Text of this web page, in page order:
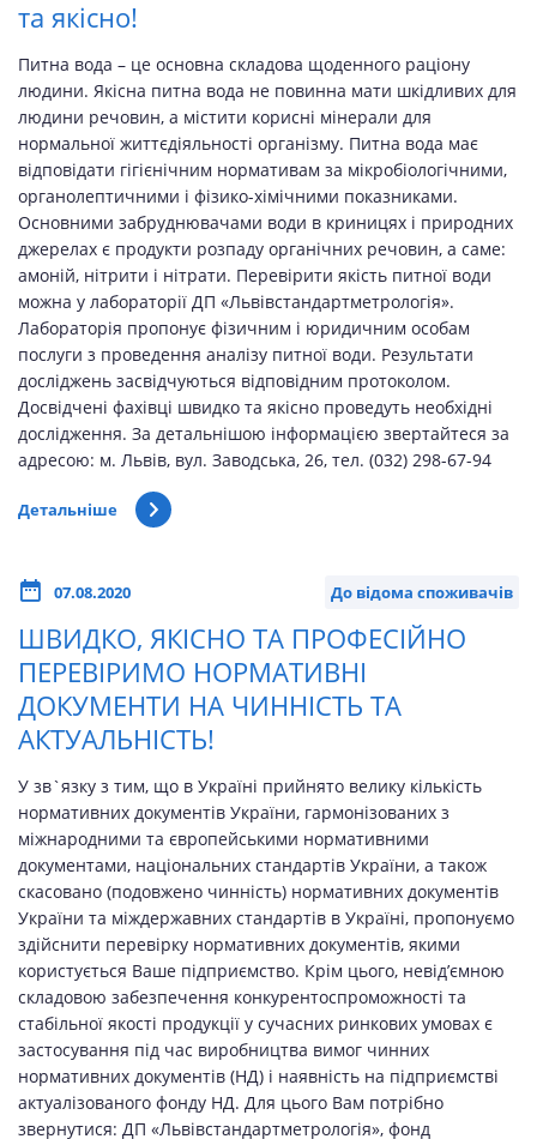
та якісно!
Питна вода – це основна складова щоденного раціону
людини. Якісна питна вода не повинна мати шкідливих для
людини речовин, а містити корисні мінерали для
нормальної життєдіяльності організму. Питна вода має
відповідати гігієнічним нормативам за мікробіологічними,
органолептичними і фізико-хімічними показниками.
Основними забруднювачами води в криницях і природних
джерелах є продукти розпаду органічних речовин, а саме:
амоній, нітрити і нітрати. Перевірити якість питної води
можна у лабораторії ДП «Львівстандартметрологія».
Лабораторія пропонує фізичним і юридичним особам
послуги з проведення аналізу питної води. Результати
досліджень засвідчуються відповідним протоколом.
Досвідчені фахівці швидко та якісно проведуть необхідні
дослідження. За детальнішою інформацією звертайтеся за
адресою: м. Львів, вул. Заводська, 26, тел. (032) 298-67-94
Детальніше
07.08.2020 До відома споживачів
ШВИДКО, ЯКІСНО ТА ПРОФЕСІЙНО
ПЕРЕВІРИМО НОРМАТИВНІ
ДОКУМЕНТИ НА ЧИННІСТЬ ТА
АКТУАЛЬНІСТЬ!
У зв`язку з тим, що в Україні прийнято велику кількість
нормативних документів України, гармонізованих з
міжнародними та європейськими нормативними
документами, національних стандартів України, а також
скасовано (подовжено чинність) нормативних документів
України та міждержавних стандартів в Україні, пропонуємо
здійснити перевірку нормативних документів, якими
користується Ваше підприємство. Крім цього, невід’ємною
складовою забезпечення конкурентоспроможності та
стабільної якості продукції у сучасних ринкових умовах є
застосування під час виробництва вимог чинних
нормативних документів (НД) і наявність на підприємстві
актуалізованого фонду НД. Для цього Вам потрібно
звернутися: ДП «Львівстандартметрологія», фонд